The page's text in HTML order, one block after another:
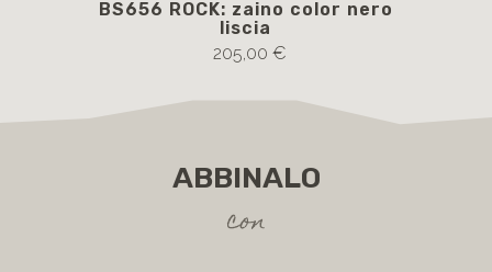
BS656 ROCK: zaino color nero
liscia
205,00 €
ABBINALO
con